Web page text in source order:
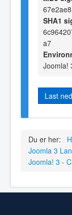
SHA1
a7
Joomla!
Last
Du er her:
Joomla 3
Joomla! 3 -